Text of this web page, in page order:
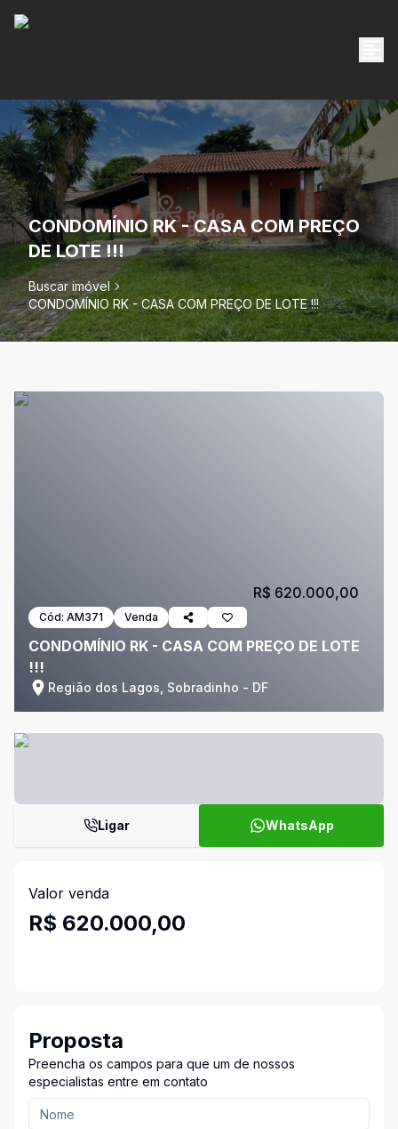
CONDOMÍNIO RK - CASA COM PREÇO
DE LOTE !!!
Buscar imóvel
CONDOMÍNIO RK - CASA COM PREÇO DE LOTE !!!
Cód: AM371 Venda
CONDOMÍNIO RK - CASA COM PREÇO DE LOTE
!!!
Região dos Lagos, Sobradinho - DF
R$ 620.000,00
Ligar WhatsApp
Valor venda
R$ 620.000,00
Proposta
Preencha os campos para que um de nossos
especialistas entre em contato